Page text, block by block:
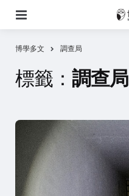
博學多文 調查局
標籤： 調查局